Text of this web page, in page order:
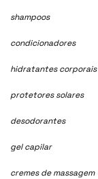
shampoos
condicionadores
hidratantes corporais
protetores solares
desodorantes
gel capilar
cremes de massagem